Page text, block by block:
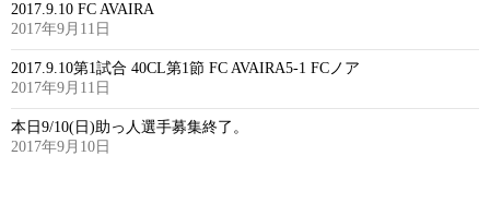
2017.9.10 FC AVAIRA
2017年9月11日
2017.9.10第1試合 40CL第1節 FC AVAIRA5-1 FCノア
2017年9月11日
本日9/10(日)助っ人選手募集終了。
2017年9月10日